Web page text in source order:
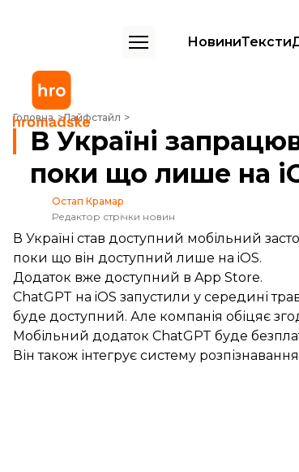
НовиниТексти
Головна Лайфстайл
В Україні запрацював мобільний застосунок ChatGPT.
В Україні
поки що лише на
Остап Крамар
Редактор стрічки новин
В Україні став доступний мобільний
поки що він доступний лише на iOS.
Додаток вже доступний в App Store.
ChatGPT на iOS запустили у середині
буде доступний. Але компанія обіцяє
Мобільний додаток ChatGPT буде
Він також інтегрує систему